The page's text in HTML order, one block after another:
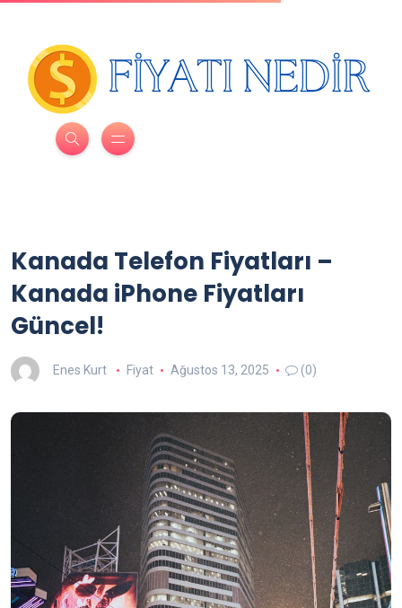
Kanada Telefon Fiyatları –
Kanada iPhone Fiyatları
Güncel!
Enes Kurt Fiyat Ağustos 13, 2025 (0)